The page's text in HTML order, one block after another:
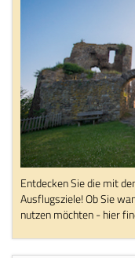
Entdecken Sie die mit
Ausflugsziele! Ob Sie
nutzen möchten - hier